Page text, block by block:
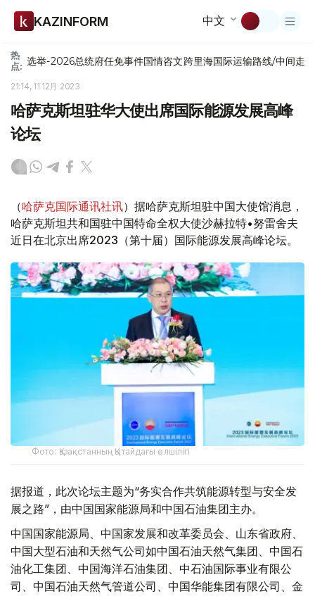
KAZINFORM 中文
热
点: 选举-2026总统府任免事件国情咨文跨里海国际运输路线/中间走廊
21:14, 11 12月 2023
哈萨克斯坦驻华大使出席国际能源发展高峰
论坛
（哈萨克国际通讯社讯）据哈萨克斯坦驻中国大使馆消息，
哈萨克斯坦共和国驻中国特命全权大使沙赫拉特•努雷舍夫
近日在北京出席2023（第十届）国际能源发展高峰论坛。
Фото: Қазақстанның Қытайдағы елшілігі
据报道，此次论坛主题为“务实合作共筑能源转型与安全发
展之路”，由中国国家能源局和中国石油集团主办。
中国国家能源局、中国家发展和改革委员会、山东省政府、
中国大型石油和天然气公司如中国石油天然气集团、中国石
油化工集团、中国海洋石油集团、中石油国际事业有限公
司、中国石油天然气管道公司、中国华能集团有限公司、金